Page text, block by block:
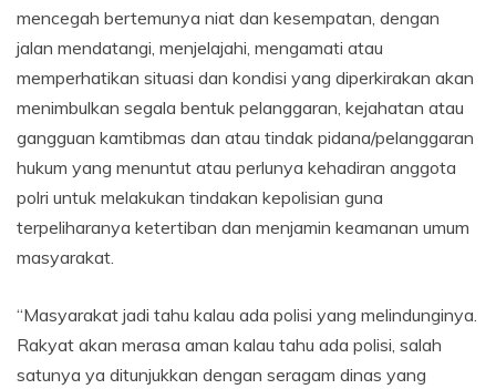
mencegah bertemunya niat dan kesempatan, dengan
jalan mendatangi, menjelajahi, mengamati atau
memperhatikan situasi dan kondisi yang diperkirakan akan
menimbulkan segala bentuk pelanggaran, kejahatan atau
gangguan kamtibmas dan atau tindak pidana/pelanggaran
hukum yang menuntut atau perlunya kehadiran anggota
polri untuk melakukan tindakan kepolisian guna
terpeliharanya ketertiban dan menjamin keamanan umum
masyarakat.
“Masyarakat jadi tahu kalau ada polisi yang melindunginya.
Rakyat akan merasa aman kalau tahu ada polisi, salah
satunya ya ditunjukkan dengan seragam dinas yang